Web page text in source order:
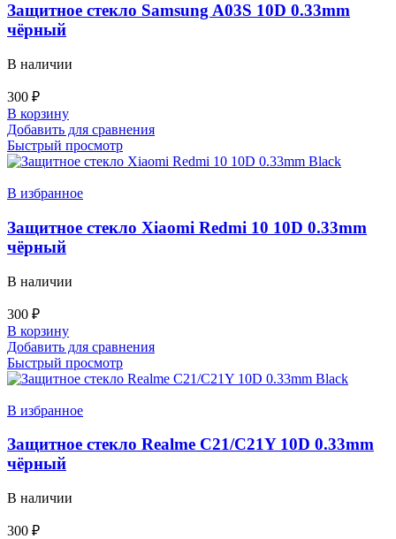
Защитное стекло Samsung A03S 10D 0.33mm
чёрный
В наличии
300 ₽
В корзину
Добавить для сравнения
Быстрый просмотр
В избранное
Защитное стекло Xiaomi Redmi 10 10D 0.33mm
чёрный
В наличии
300 ₽
В корзину
Добавить для сравнения
Быстрый просмотр
В избранное
Защитное стекло Realme C21/C21Y 10D 0.33mm
чёрный
В наличии
300 ₽